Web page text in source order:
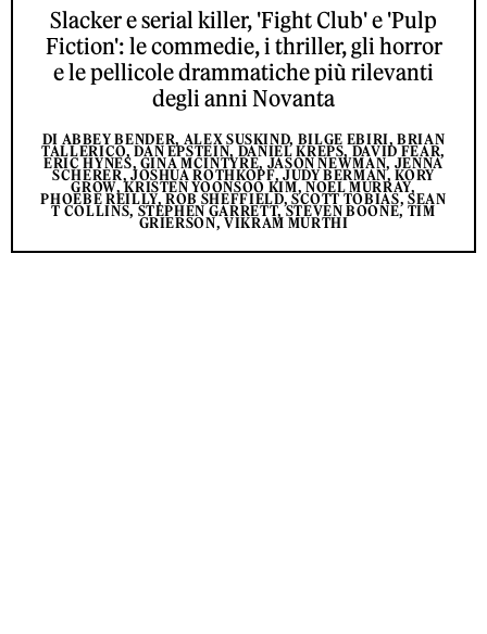
Slacker e serial killer, 'Fight Club' e 'Pulp
Fiction': le commedie, i thriller, gli horror
e le pellicole drammatiche più rilevanti
degli anni Novanta
DI ABBEY BENDER, ALEX SUSKIND, BILGE EBIRI, BRIAN
TALLERICO, DAN EPSTEIN, DANIEL KREPS, DAVID FEAR,
ERIC HYNES, GINA MCINTYRE, JASON NEWMAN, JENNA
SCHERER, JOSHUA ROTHKOPF, JUDY BERMAN, KORY
GROW, KRISTEN YOONSOO KIM, NOEL MURRAY,
PHOEBE REILLY, ROB SHEFFIELD, SCOTT TOBIAS, SEAN
T COLLINS, STEPHEN GARRETT, STEVEN BOONE, TIM
GRIERSON, VIKRAM MURTHI